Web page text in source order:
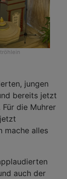
jungen
bereits jetzt
die Muhrer
mache alles
auch der